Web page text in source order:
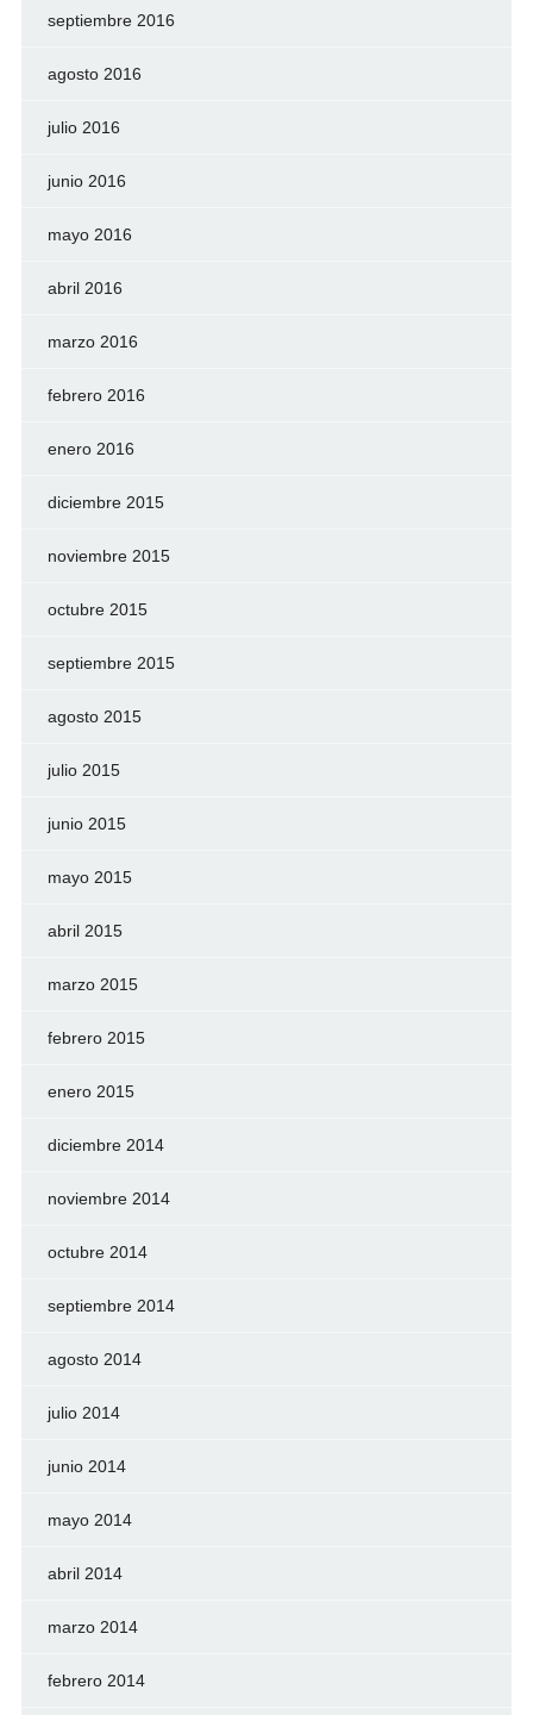
septiembre 2016
agosto 2016
julio 2016
junio 2016
mayo 2016
abril 2016
marzo 2016
febrero 2016
enero 2016
diciembre 2015
noviembre 2015
octubre 2015
septiembre 2015
agosto 2015
julio 2015
junio 2015
mayo 2015
abril 2015
marzo 2015
febrero 2015
enero 2015
diciembre 2014
noviembre 2014
octubre 2014
septiembre 2014
agosto 2014
julio 2014
junio 2014
mayo 2014
abril 2014
marzo 2014
febrero 2014